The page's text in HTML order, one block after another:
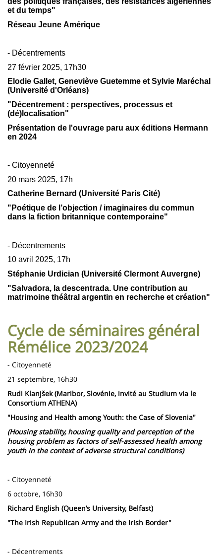
et du temps"
Réseau Jeune Amérique
- Décentrements
27 février 2025, 17h30
Elodie Gallet, Geneviève Guetemme et Sylvie Maréchal
(Université d'Orléans)
"Décentrement : perspectives, processus et
(dé)localisation"
Présentation de l'ouvrage paru aux éditions Hermann
en 2024
- Citoyenneté
20 mars 2025, 17h
Catherine Bernard (Université Paris Cité)
"Poétique de l’objection / imaginaires du commun
dans la fiction britannique contemporaine"
- Décentrements
10 avril 2025, 17h
Stéphanie Urdician (Université Clermont Auvergne)
"Salvadora, la descentrada. Une contribution au
matrimoine théâtral argentin en recherche et création"
Cycle de séminaires général
Rémélice 2023/2024
- Citoyenneté
21 septembre, 16h30
Rudi Klanjšek (Maribor, Slovénie, invité au Studium via le
Consortium ATHENA)
"Housing and Health among Youth: the Case of Slovenia"
(Housing stability, housing quality and perception of the
housing problem as factors of self-assessed health among
youth in the context of adverse structural conditions)
- Citoyenneté
6 octobre, 16h30
Richard English (Queen’s University, Belfast)
"The Irish Republican Army and the Irish Border"
- Décentrements